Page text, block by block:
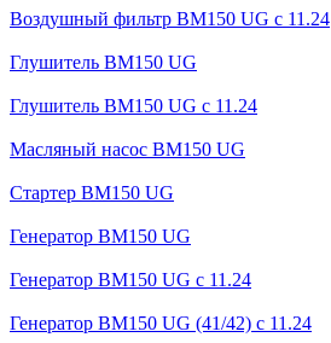
Воздушный фильтр BM150 UG c 11.24
Глушитель BM150 UG
Глушитель BM150 UG с 11.24
Масляный насос BM150 UG
Стартер BM150 UG
Генератор BM150 UG
Генератор BM150 UG с 11.24
Генератор BM150 UG (41/42) с 11.24